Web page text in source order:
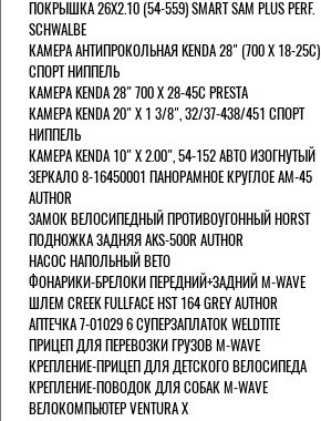
ПОКРЫШКА 26X2.10 (54-559) SMART SAM PLUS PERF.
SCHWALBE
КАМЕРА АНТИПРОКОЛЬНАЯ KENDA 28" (700 Х 18-25C)
СПОРТ НИППЕЛЬ
КАМЕРА KENDA 28" 700 Х 28-45С PRESTA
КАМЕРА KENDA 20" Х 1 3/8", 32/37-438/451 СПОРТ
НИППЕЛЬ
КАМЕРА KENDA 10" Х 2.00", 54-152 АВТО ИЗОГНУТЫЙ
ЗЕРКАЛО 8-16450001 ПАНОРАМНОЕ КРУГЛОЕ AM-45
AUTHOR
ЗАМОК ВЕЛОСИПЕДНЫЙ ПРОТИВОУГОННЫЙ HORST
ПОДНОЖКА ЗАДНЯЯ AKS-500R AUTHOR
НАСОС НАПОЛЬНЫЙ BETO
ФОНАРИКИ-БРЕЛОКИ ПЕРЕДНИЙ+ЗАДНИЙ M-WAVE
ШЛЕМ CREEK FULLFACE HST 164 GREY AUTHOR
АПТЕЧКА 7-01029 6 СУПЕРЗАПЛАТОК WELDTITE
ПРИЦЕП ДЛЯ ПЕРЕВОЗКИ ГРУЗОВ M-WAVE
КРЕПЛЕНИЕ-ПРИЦЕП ДЛЯ ДЕТСКОГО ВЕЛОСИПЕДА
КРЕПЛЕНИЕ-ПОВОДОК ДЛЯ СОБАК M-WAVE
ВЕЛОКОМПЬЮТЕР VENTURA Х